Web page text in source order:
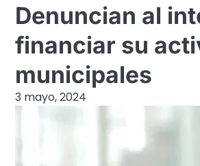
Denuncian al
financiar su
municipales
3 mayo, 2024